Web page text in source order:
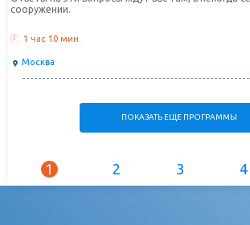
сооружении.
1 час 10 мин.
Москва
ПОКАЗАТЬ ЕЩЕ ПРОГРАММЫ
1 2 3 4